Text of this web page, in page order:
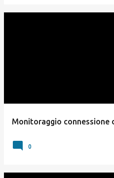
Monitoraggio connessione
0